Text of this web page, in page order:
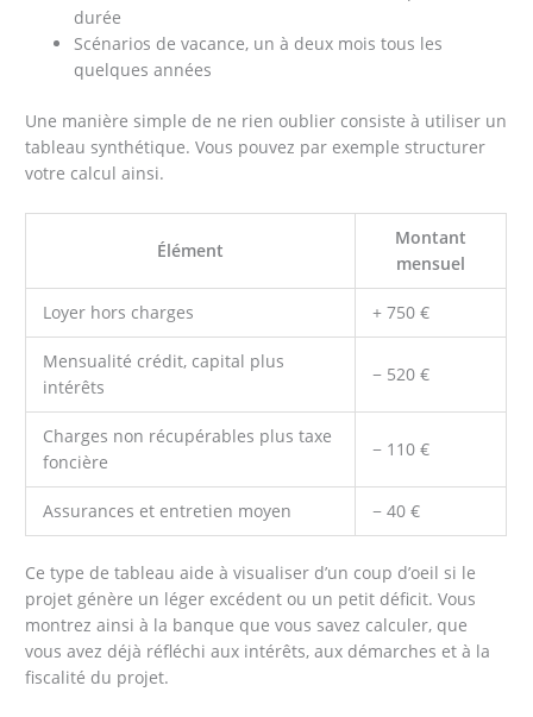
durée
Scénarios de vacance, un à deux mois tous les
quelques années
Une manière simple de ne rien oublier consiste à utiliser un
tableau synthétique. Vous pouvez par exemple structurer
votre calcul ainsi.
Élément
Montant
mensuel
Loyer hors charges + 750 €
Mensualité crédit, capital plus
intérêts
− 520 €
Charges non récupérables plus taxe
foncière
− 110 €
Assurances et entretien moyen − 40 €
Ce type de tableau aide à visualiser d’un coup d’oeil si le
projet génère un léger excédent ou un petit déficit. Vous
montrez ainsi à la banque que vous savez calculer, que
vous avez déjà réfléchi aux intérêts, aux démarches et à la
fiscalité du projet.